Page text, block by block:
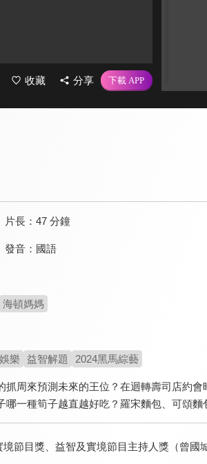
收藏 分享
名模出
片長： 47 分鐘
發音： 國語
海頓媽媽
樂 益智解題 2024黑馬綜藝
周來預測未來的王位？在迴轉壽司店約
一種筍子越直越好吃？羅宋麵包、可頌麵
節目獎、益智及實境節目主持人獎（曾國